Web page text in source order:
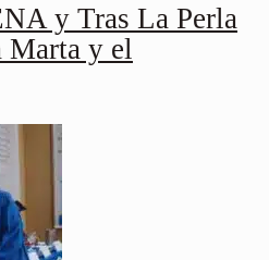
y Tras La Perla
Marta y el